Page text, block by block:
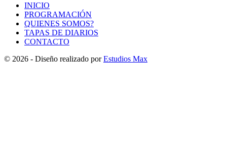
INICIO
PROGRAMACIÓN
QUIENES SOMOS?
TAPAS DE DIARIOS
CONTACTO
© 2026 - Diseño realizado porEstudios Max